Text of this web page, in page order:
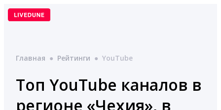
Перейти
Главная ● Рейтинги ● YouTube
Топ YouTube каналов в
регионе «Чехия», в